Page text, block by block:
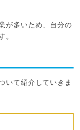
が多いため、自分の
。
いて紹介していきま